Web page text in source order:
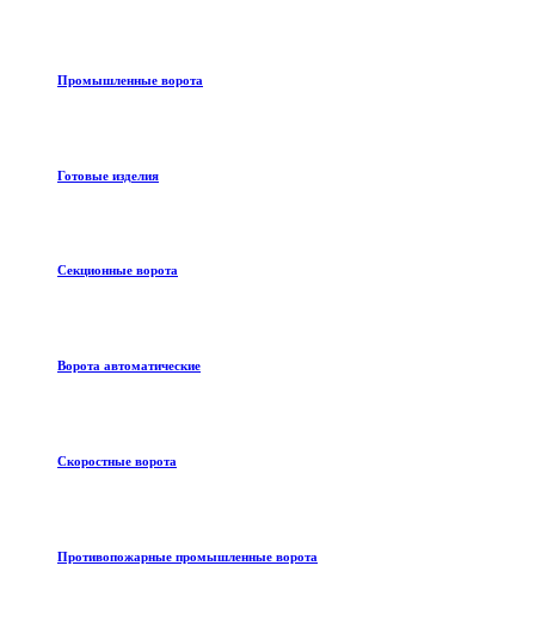
Промышленные ворота
Готовые изделия
Секционные ворота
Ворота автоматические
Скоростные ворота
Противопожарные промышленные ворота